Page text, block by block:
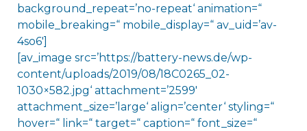
background_repeat=’no-repeat‘ animation=“
mobile_breaking=“ mobile_display=“ av_uid=’av-
4so6′]
[av_image src=’https://battery-news.de/wp-
content/uploads/2019/08/18C0265_02-
1030×582.jpg‘ attachment=’2599′
attachment_size=’large‘ align=’center‘ styling=“
hover=“ link=“ target=“ caption=“ font_size=“